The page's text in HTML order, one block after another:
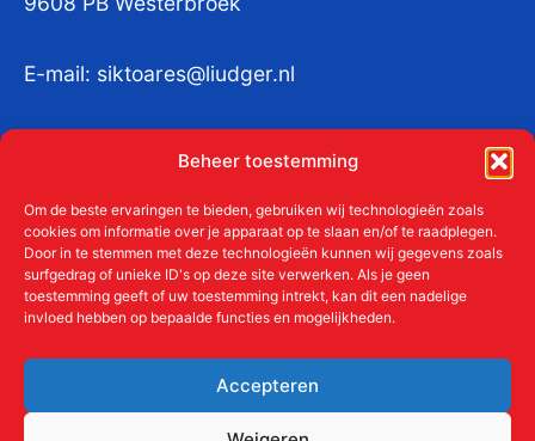
Beheer toestemming
Om de beste ervaringen te bieden, gebruiken wij technologieën zoals
cookies om informatie over je apparaat op te slaan en/of te raadplegen.
Door in te stemmen met deze technologieën kunnen wij gegevens zoals
surfgedrag of unieke ID's op deze site verwerken. Als je geen
toestemming geeft of uw toestemming intrekt, kan dit een nadelige
invloed hebben op bepaalde functies en mogelijkheden.
Accepteren
E-mail: siktoares@liudger.nl
KvKnr:41011712
Meer over de Liudgerstichten
Aanmelden als donateur
ANBI